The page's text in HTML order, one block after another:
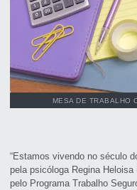
MESA DE TRABALHO
“Estamos vivendo no século
pela psicóloga Regina
pelo Programa Trabalho